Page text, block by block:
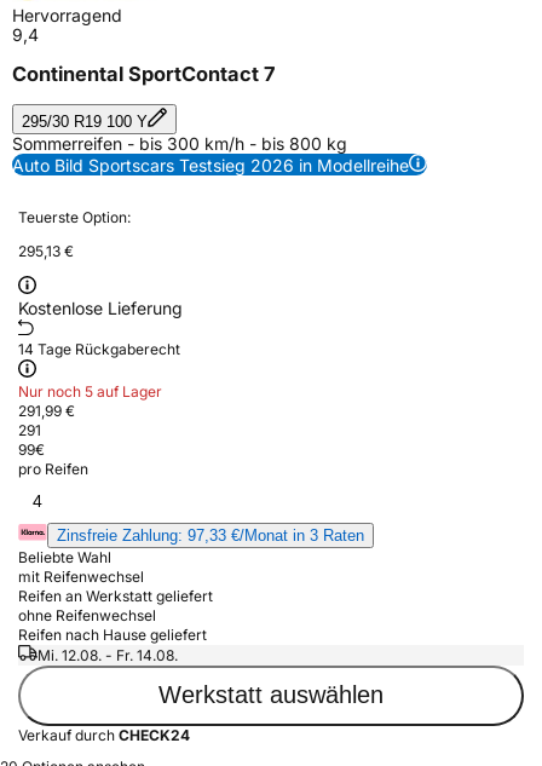
Hervorragend
9,4
Continental SportContact 7
295/30 R19 100 Y
Sommerreifen - bis 300 km/h - bis 800 kg
Auto Bild Sportscars Testsieg 2026 in Modellreihe
Teuerste Option:
295,13 €
Kostenlose Lieferung
14 Tage Rückgaberecht
Nur noch 5 auf Lager
291,99 €
291
99€
pro Reifen
4
Zinsfreie Zahlung: 97,33 €/Monat in 3 Raten
Beliebte Wahl
mit Reifenwechsel
Reifen an Werkstatt geliefert
ohne Reifenwechsel
Reifen nach Hause geliefert
Mi. 12.08. - Fr. 14.08.
Werkstatt auswählen
Verkauf durch CHECK24